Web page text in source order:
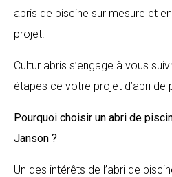
abris de piscine sur mesure et
projet.
Cultur abris s’engage à vous
étapes ce votre projet d’abri de
Pourquoi choisir un abri de
Janson ?
Un des intérêts de l’abri de